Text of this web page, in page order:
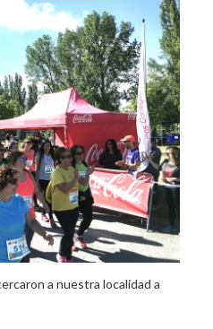
a nuestra localidad a